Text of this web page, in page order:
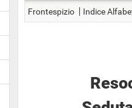
Frontespizio Indice